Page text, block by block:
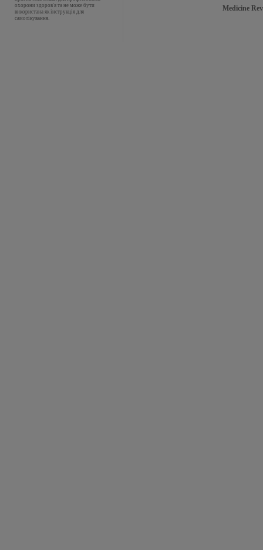
охорони здоров'я та не може бути
використана як інструкція для
самолікування.
Medicine